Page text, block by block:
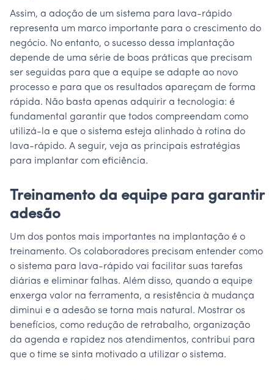
Assim, a adoção de um sistema para lava-rápido
representa um marco importante para o crescimento do
negócio. No entanto, o sucesso dessa implantação
depende de uma série de boas práticas que precisam
ser seguidas para que a equipe se adapte ao novo
processo e para que os resultados apareçam de forma
rápida. Não basta apenas adquirir a tecnologia: é
fundamental garantir que todos compreendam como
utilizá-la e que o sistema esteja alinhado à rotina do
lava-rápido. A seguir, veja as principais estratégias
para implantar com eficiência.
Treinamento da equipe para garantir
adesão
Um dos pontos mais importantes na implantação é o
treinamento. Os colaboradores precisam entender como
o sistema para lava-rápido vai facilitar suas tarefas
diárias e eliminar falhas. Além disso, quando a equipe
enxerga valor na ferramenta, a resistência à mudança
diminui e a adesão se torna mais natural. Mostrar os
benefícios, como redução de retrabalho, organização
da agenda e rapidez nos atendimentos, contribui para
que o time se sinta motivado a utilizar o sistema.